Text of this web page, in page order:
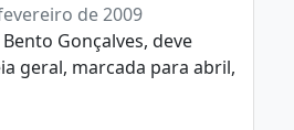
de 2009
Gonçalves, deve
geral, marcada para abril,